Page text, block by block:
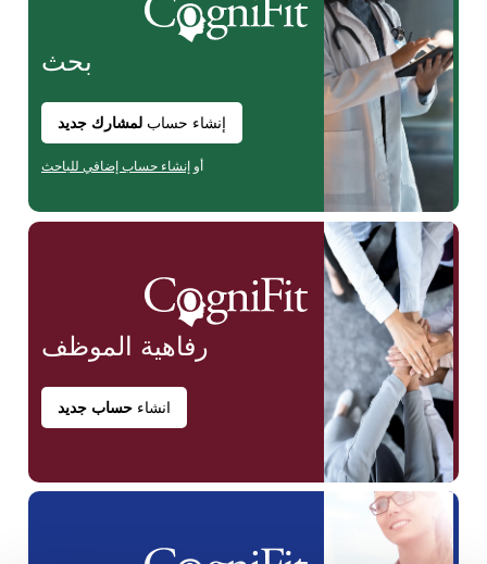
بحث
إنشاء حسابلمشارك جديد
أو إنشاء حساب إضافي للباحث
رفاهية الموظف
انشاءحساب جديد